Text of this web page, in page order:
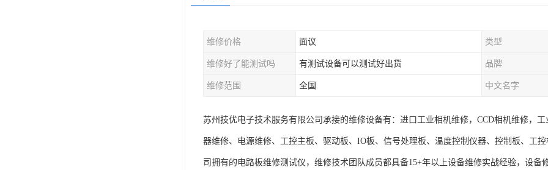
维修价格 面议 类型
维修好了能测试吗 有测试设备可以测试好出货 品牌
维修范围 全国 中文名字
苏州技优电子技术服务有限公司承接的维修设备有：进口工业相机维修，CCD相机维修，
器维修、电源维修、工控主板、驱动板、IO板、信号处理板、温度控制仪器、控制板、工
司拥有的电路板维修测试仪，维修技术团队成员都具备15+年以上设备维修实战经验，设